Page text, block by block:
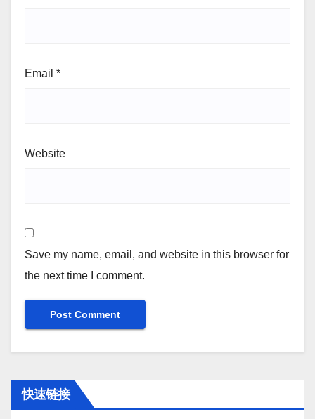
Email *
Website
Save my name, email, and website in this browser for
the next time I comment.
快速链接